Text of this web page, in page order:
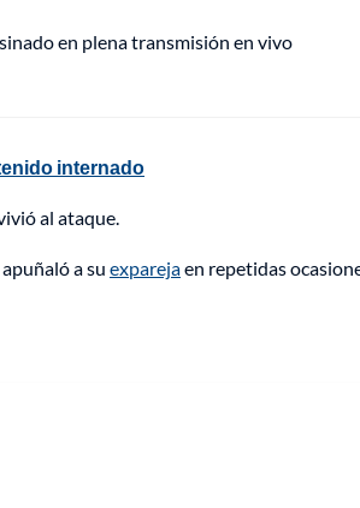
en plena transmisión en vivo
internado
al ataque.
a su exparejaen repetidas